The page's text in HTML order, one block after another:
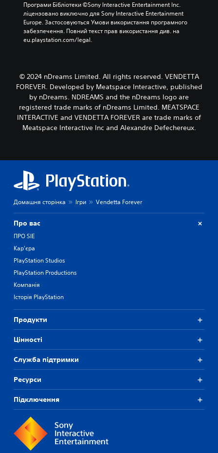
Програми Бібліотеки ©Sony Interactive Entertainment Inc.
ліцензовано виключно для Sony Interactive Entertainment
Europe. Застосовуються Умови використання програмного
забезпечення. Повний текст прав використання див. на
eu.playstation.com/legal.
© 2024 nDreams Limited. All rights reserved. VENDETTA
FOREVER. Developed by Meatspace Interactive, published
by nDreams. NDREAMS and the nDreams logo are
registered trade marks of nDreams Limited. MEATSPACE
INTERACTIVE and VENDETTA FOREVER are trade marks of
Meatspace Interactive Inc and Alexandre Defechereux.
Домашня сторінка Ігри Vendetta Forever
Про вас
ПРО SIE
Кар'єра
PlayStation Studios
PlayStation Productions
Компанія
Історія PlayStation
Продукти
Цiнностi
Служба підтримки
Ресурси
Підключення